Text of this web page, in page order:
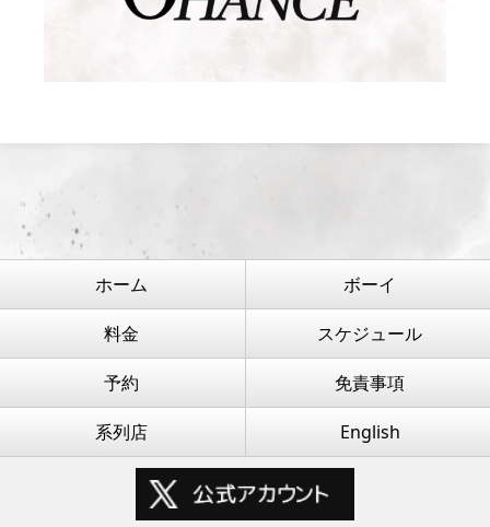
ホーム ボーイ
料金 スケジュール
予約 免責事項
系列店 English